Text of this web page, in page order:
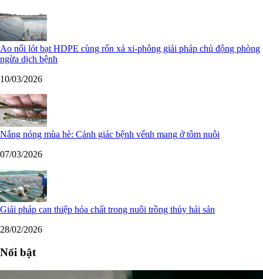
Ao nổi lót bạt HDPE cùng rốn xả xi-phông giải pháp chủ động phòng
ngừa dịch bệnh
10/03/2026
Nắng nóng mùa hè: Cảnh giác bệnh vểnh mang ở tôm nuôi
07/03/2026
Giải pháp can thiệp hóa chất trong nuôi trồng thủy hải sản
28/02/2026
Nổi bật